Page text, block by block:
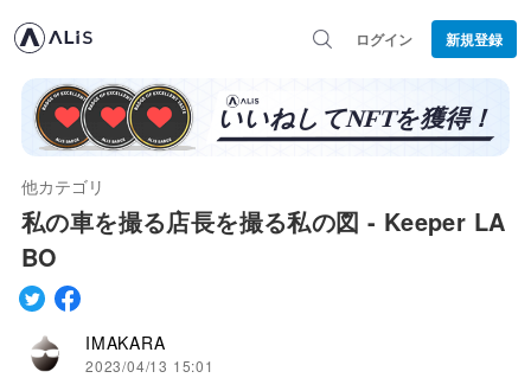
ログイン 新規登録
他カテゴリ
私の車を撮る店長を撮る私の図 - Keeper LA
BO
IMAKARA
2023/04/13 15:01